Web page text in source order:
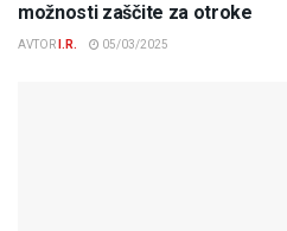
možnosti zaščite za otroke
AVTOR I.R. 05/03/2025